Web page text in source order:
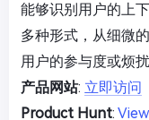
能够识别用户的上
多种形式，从细微
用户的参与度或烦
产品网站: 立即访问
Product Hunt: